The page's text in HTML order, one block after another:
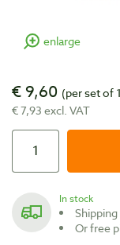
enlarge
€ 9,60 (per set of
€ 7,93 excl. VAT
In stock
Or free